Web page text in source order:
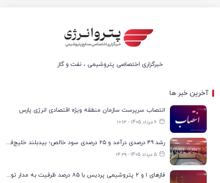
خبرگزاری اختصاصی پتروشیمی ، نفت و گاز
آخرین خبر ها
انتصاب سرپرست سازمان منطقه ویژه اقتصادی انرژی پارس
6 مرداد 1405 - ۱۰:۱۳
رشد ۴۹ درصدی درآمد و ۲۵ درصدی سود خالص؛ بیدبلند خلیج‌فارس سال ۱۴۰۴ را با رکوردهای جدید به پایان رساند
5 مرداد 1405 - ۱۴:۲۹
فازهای ۱ و ۲ پتروشیمی پردیس با ۸۵ درصد ظرفیت به مدار تولید بازگشتند